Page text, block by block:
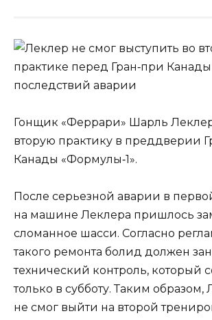
Гонщик «Феррари» Шарль
вторую практику в преддверии
Канады «Формулы‑1».
После серьезной аварии в
на машине Леклера пришлось
сломанное шасси. Согласно
такого ремонта болид должен
технический контроль, который
только в субботу. Таким образом,
не смог выйти на второй